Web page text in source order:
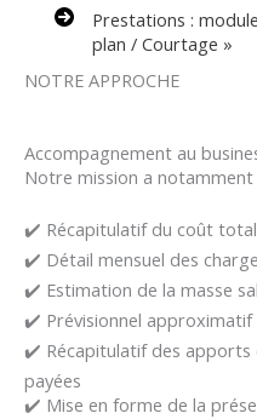
Prestations :
plan / Courtage »
NOTRE APPROCHE
Accompagnement au
Notre mission a notamment
✔️ Récapitulatif du coût
✔️ Détail mensuel des
✔️ Estimation de la masse
✔️ Prévisionnel approximatif
✔️ Récapitulatif des
payées
✔️ Mise en forme de la